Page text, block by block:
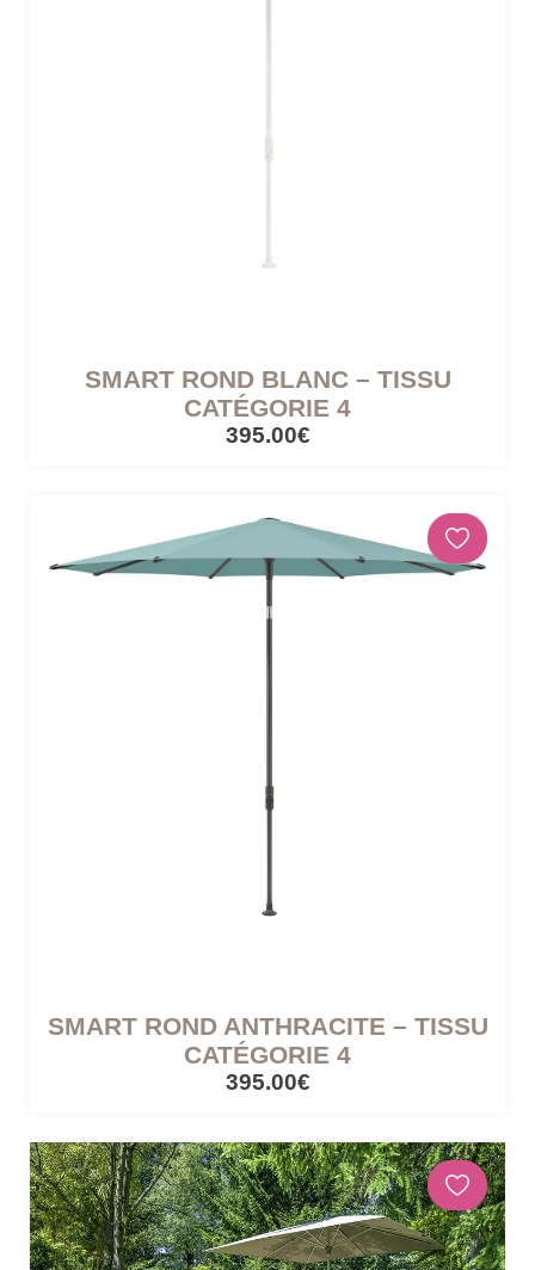
SMART ROND BLANC – TISSU
CATÉGORIE 4
395.00€
SMART ROND ANTHRACITE – TISSU
CATÉGORIE 4
395.00€